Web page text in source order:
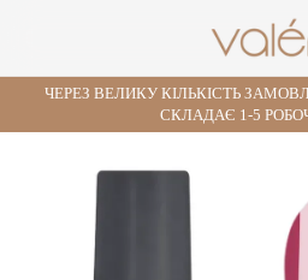
ЧЕРЕЗ ВЕЛИКУ КІЛЬКІСТЬ
СКЛАДАЄ 1-5